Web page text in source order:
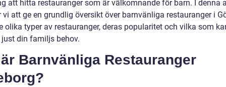
att hitta restauranger som är välkomnande för barn. I denna
vi att ge en grundlig översikt över barnvänliga restauranger i
olika typer av restauranger, deras popularitet och vilka som
din familjs behov.
Barnvänliga Restauranger